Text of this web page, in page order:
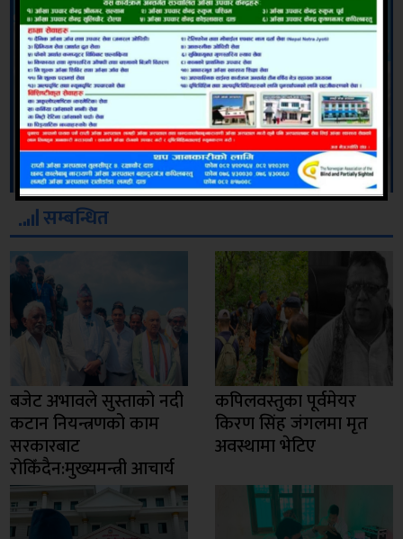
सम्बन्धित
बजेट अभावले सुस्ताको नदी
कटान नियन्त्रणको काम
सरकारबाट
रोकिँदैन:मुख्यमन्त्री आचार्य
कपिलवस्तुका पूर्वमेयर
किरण सिंह जंगलमा मृत
अवस्थामा भेटिए